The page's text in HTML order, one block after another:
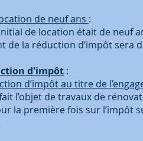
de neuf ans :
de location était de
de la réduction d’impôt
d'impôt :
d’impôt au titre de
l’objet de travaux de
la première fois sur l’impôt